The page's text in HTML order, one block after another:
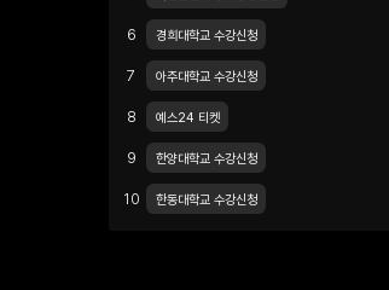
6 경희대학교 수강신청
7 아주대학교 수강신청
8 예스24 티켓
9 한양대학교 수강신청
10 한동대학교 수강신청